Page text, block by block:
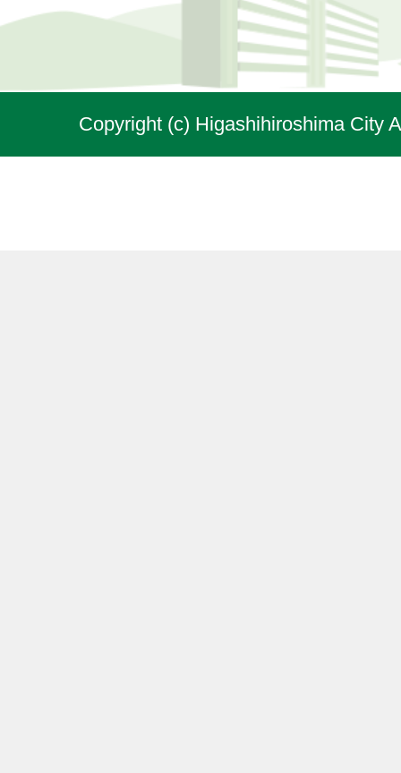
Copyright (c) Higashihiroshima City